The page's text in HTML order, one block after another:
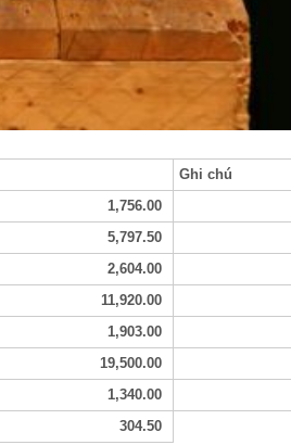
Ghi chú
1,756.00
5,797.50
2,604.00
11,920.00
1,903.00
19,500.00
1,340.00
304.50